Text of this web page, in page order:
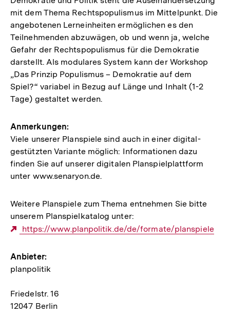
mit dem Thema Rechtspopulismus im Mittelpunkt. Die
angebotenen Lerneinheiten ermöglichen es den
Teilnehmenden abzuwägen, ob und wenn ja, welche
Gefahr der Rechtspopulismus für die Demokratie
darstellt. Als modulares System kann der Workshop
„Das Prinzip Populismus – Demokratie auf dem
Spiel?“ variabel in Bezug auf Länge und Inhalt (1-2
Tage) gestaltet werden.
Anmerkungen:
Viele unserer Planspiele sind auch in einer digital-
gestützten Variante möglich: Informationen dazu
finden Sie auf unserer digitalen Planspielplattform
unter www.senaryon.de.
Weitere Planspiele zum Thema entnehmen Sie bitte
unserem Planspielkatalog unter:
Externer
https://www.planpolitik.de/de/formate/planspiele
Anbieter:
planpolitik
Friedelstr. 16
12047 Berlin